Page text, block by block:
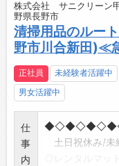
株式会社 サニクリーン
野県長野市
清掃用品のルー
野市川合新田)≪
正社員 未経験者活躍中
男女活躍中
仕
事
内
土日祝休み/未